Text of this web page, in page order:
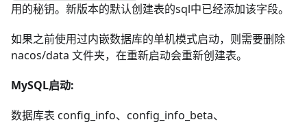
用的秘钥。新版本的默认创建表的sql中已经添加该字段。
如果之前使用过内嵌数据库的单机模式启动，则需要删除
nacos/data 文件夹，在重新启动会重新创建表。
MySQL启动:
数据库表 config_info、config_info_beta、